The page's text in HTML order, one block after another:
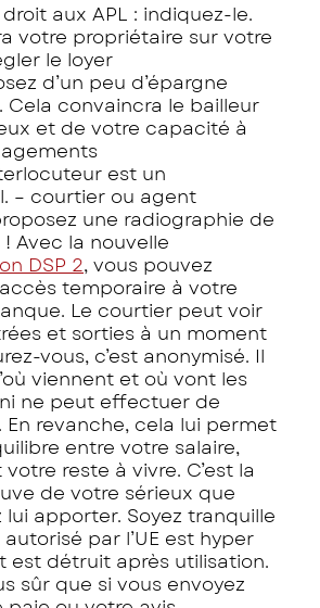
aux APL : indiquez-le.
votre propriétaire sur votre
le loyer
d’un peu d’épargne
Cela convaincra le bailleur
et de votre capacité à
est un
– courtier ou agent
une radiographie de
Avec la nouvelle
DSP 2, vous pouvez
temporaire à votre
Le courtier peut voir
et sorties à un moment
vous, c’est anonymisé. Il
viennent et où vont les
ne peut effectuer de
revanche, cela lui permet
entre votre salaire,
reste à vivre. C’est la
de votre sérieux que
lui apporter. Soyez tranquille
par l’UE est hyper
est détruit après utilisation.
sûr que si vous envoyez